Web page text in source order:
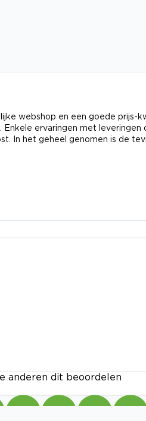
webshop en een goede prijs-
ervaringen met leveringen
In het geheel genomen is de
anderen dit beoordelen